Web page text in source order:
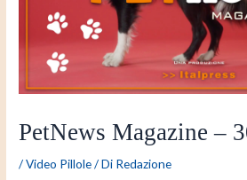
PetNews Magazine –
/Video Pillole/ Di Redazione